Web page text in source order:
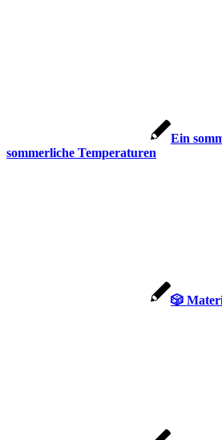
Ein
sommerliche Temperaturen
🎲